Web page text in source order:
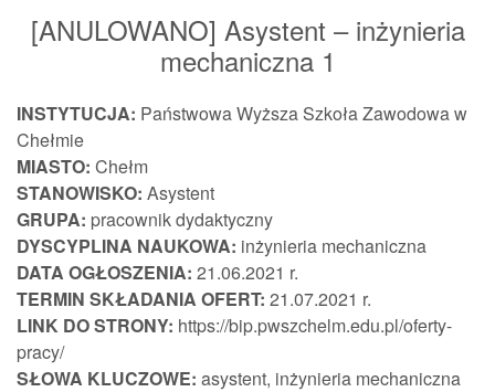
[ANULOWANO] Asystent – inżynieria
mechaniczna 1
INSTYTUCJA: Państwowa Wyższa Szkoła Zawodowa w
Chełmie
MIASTO: Chełm
STANOWISKO: Asystent
GRUPA: pracownik dydaktyczny
DYSCYPLINA NAUKOWA: inżynieria mechaniczna
DATA OGŁOSZENIA: 21.06.2021 r.
TERMIN SKŁADANIA OFERT: 21.07.2021 r.
LINK DO STRONY: https://bip.pwszchelm.edu.pl/oferty-
pracy/
SŁOWA KLUCZOWE: asystent, inżynieria mechaniczna